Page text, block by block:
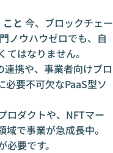
と 今、ブロックチェー
ノウハウゼロでも、自
はなりません。
携や、事業者向けブロ
必要不可欠なPaaS型ソ
ロダクトや、NFTマー
で事業が急成長中。
要です。